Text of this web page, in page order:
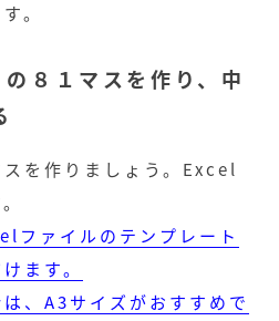
。
８１マスを作り、中
を作りましょう。Excel
ファイルのテンプレート
ます。
、A3サイズがおすすめで